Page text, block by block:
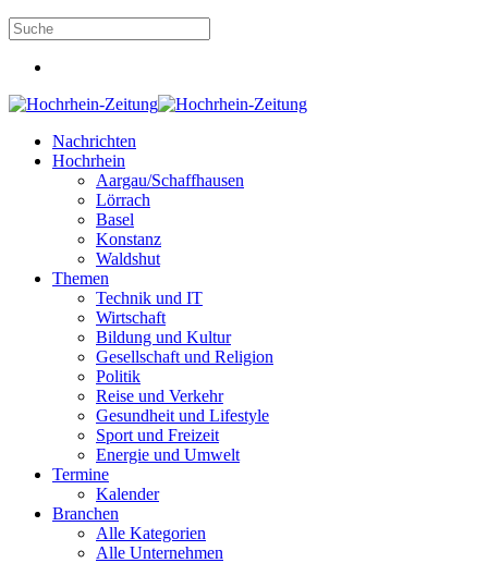
Nachrichten
Hochrhein
Aargau/Schaffhausen
Lörrach
Basel
Konstanz
Waldshut
Themen
Technik und IT
Wirtschaft
Bildung und Kultur
Gesellschaft und Religion
Politik
Reise und Verkehr
Gesundheit und Lifestyle
Sport und Freizeit
Energie und Umwelt
Termine
Kalender
Branchen
Alle Kategorien
Alle Unternehmen